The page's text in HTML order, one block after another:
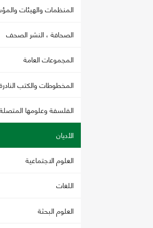
المنظمات والهيئات
الصحافة ، النشر الصحف
المجموعات العامة
المخطوطات والكتب النادرة
الفلسفة وعلومها
الأديان
العلوم الاجتماعية
اللغات
العلوم البحثة